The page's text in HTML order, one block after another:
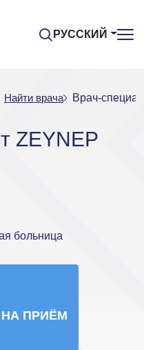
РУССКИЙ
Найти врача Врач-
ZEYNEP
больница
ПРИЁМ